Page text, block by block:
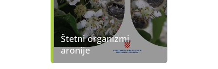
Štetni organizmi
aronije